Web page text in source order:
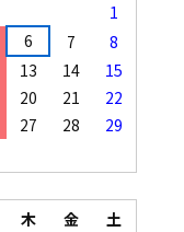
1
6 7
8
13 14
15
20 21
22
27 28
29
木 金
土